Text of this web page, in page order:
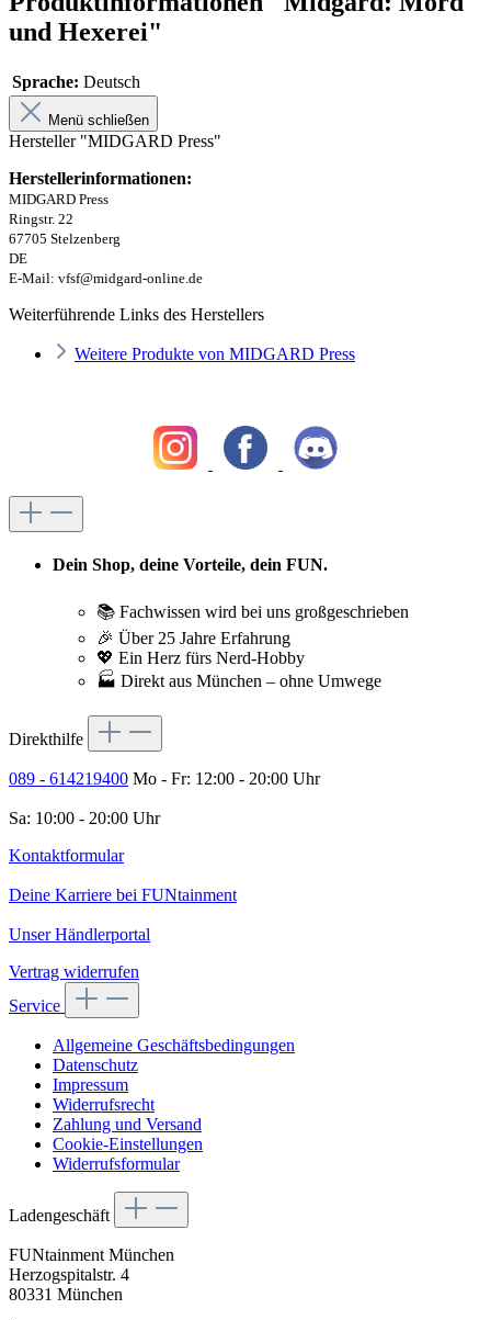
und Hexerei"
Sprache: Deutsch
Menü schließen
Hersteller "MIDGARD Press"
Herstellerinformationen:
MIDGARD Press
Ringstr. 22
67705 Stelzenberg
DE
E-Mail: vfsf@midgard-online.de
Weiterführende Links des Herstellers
Weitere Produkte von MIDGARD Press
Dein Shop, deine Vorteile, dein FUN.
📚 Fachwissen wird bei uns großgeschrieben
🎉 Über 25 Jahre Erfahrung
💖 Ein Herz fürs Nerd-Hobby
🏭 Direkt aus München – ohne Umwege
Direkthilfe
089 - 614219400 Mo - Fr: 12:00 - 20:00 Uhr
Sa: 10:00 - 20:00 Uhr
Kontaktformular
Deine Karriere bei FUNtainment
Unser Händlerportal
Vertrag widerrufen
Service
Allgemeine Geschäftsbedingungen
Datenschutz
Impressum
Widerrufsrecht
Zahlung und Versand
Cookie-Einstellungen
Widerrufsformular
Ladengeschäft
FUNtainment München
Herzogspitalstr. 4
80331 München